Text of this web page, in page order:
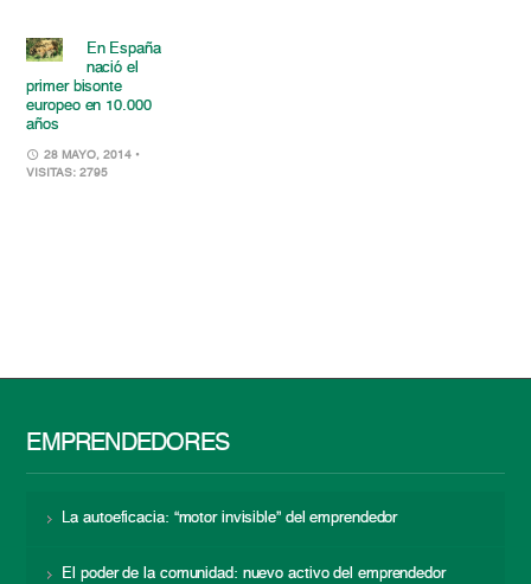
En España
nació el
primer bisonte
europeo en 10.000
años
28 MAYO, 2014 •
VISITAS: 2795
EMPRENDEDORES
La autoeficacia: “motor invisible” del emprendedor
El poder de la comunidad: nuevo activo del emprendedor